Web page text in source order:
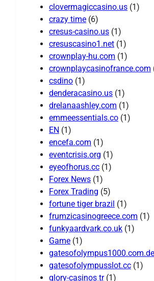
clovermagiccasino.us (1)
crazy time (6)
cresus-casino.us (1)
cresuscasino1.net (1)
crownplay-hu.com (1)
crownplaycasinofrance.com
csdino (1)
denderacasino.us (1)
drelanaashley.com (1)
emmeessentials.co (1)
EN (1)
encefa.com (1)
eventcrisis.org (1)
eyeofhorus.cc (1)
Forex News (1)
Forex Trading (5)
fortune tiger brazil (1)
frumzicasinogreece.com (1)
funkyaardvark.co.uk (1)
Game (1)
gatesofolympus1000.com.de
gatesofolympusslot.cc (1)
glory-casinos tr(1)